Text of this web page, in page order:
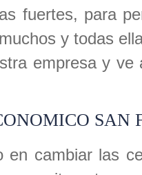
fuertes, para
y todas
empresa y
SAN
en cambiar las